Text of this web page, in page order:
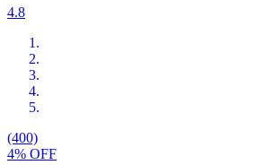
4.8
(400)
4% OFF